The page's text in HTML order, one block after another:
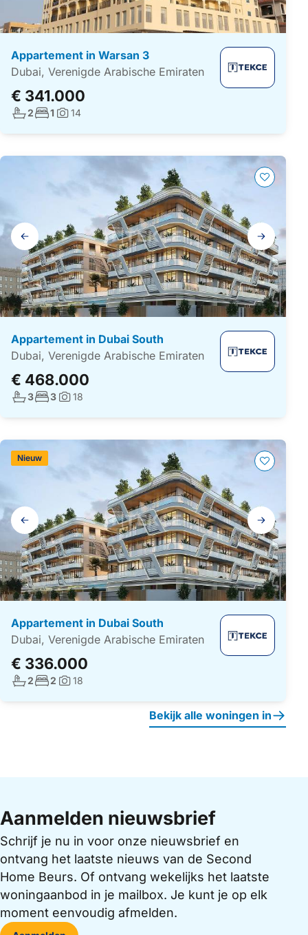
Appartement in Warsan 3
Dubai, Verenigde Arabische Emiraten
€ 341.000
Aantal badkamers:
2Aantal slaapkamers:
1 Foto's:
14
Galerij
navigatie
Appartement in Dubai South
Dubai, Verenigde Arabische Emiraten
€ 468.000
Aantal badkamers:
3Aantal slaapkamers:
3Foto's:
18
Galerij
navigatie
Appartement in Dubai South
Dubai, Verenigde Arabische Emiraten
€ 336.000
Nieuw
Aantal badkamers:
2Aantal slaapkamers:
2 Foto's:
18
Bekijk alle woningen in
Aanmelden nieuwsbrief
Schrijf je nu in voor onze nieuwsbrief en
ontvang het laatste nieuws van de Second
Home Beurs. Of ontvang wekelijks het laatste
woningaanbod in je mailbox. Je kunt je op elk
moment eenvoudig afmelden.